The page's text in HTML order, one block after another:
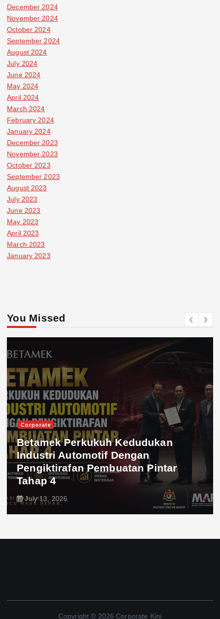
December 2024
November 2024
October 2024
September 2024
August 2024
July 2024
June 2024
May 2024
April 2024
March 2024
February 2024
January 2024
December 2023
November 2023
October 2023
September 2023
August 2023
July 2023
June 2023
May 2023
April 2023
March 2023
January 2023
You Missed
Corporate
Betamek Perkukuh Kedudukan
Industri Automotif Dengan
Pengiktirafan Pembuatan Pintar
Tahap 4
July 13, 2026
Copyright © 2026 Corporate Kini